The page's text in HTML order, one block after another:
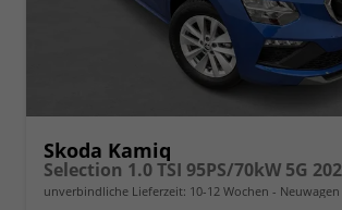
Skoda Kamiq
Selection 1.0 TSI 95PS/70kW 5G
unverbindliche Lieferzeit: 10-12 Wochen Neuwagen